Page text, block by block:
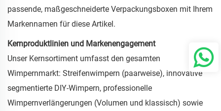
passende, maßgeschneiderte Verpackungsboxen mit Ihrem
Markennamen für diese Artikel.
Kernproduktlinien und Markenengagement
Unser Kernsortiment umfasst den gesamten
Wimpernmarkt: Streifenwimpern (paarweise), innovative
segmentierte DIY-Wimpern, professionelle
Wimpernverlängerungen (Volumen und klassisch) sowie